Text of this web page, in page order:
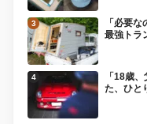
「必要
最強トラ
「18歳
た、ひと